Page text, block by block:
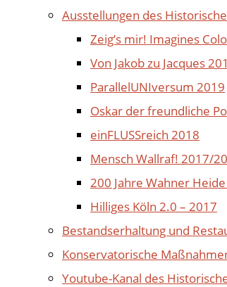
Ausstellungen des
Zeig’s mir! Imagines
Von Jakob zu Jacques
ParallelUNIversum 2019
Oskar der freundliche
einFLUSSreich 2018
Mensch Wallraf! 2017/
200 Jahre Wahner
Hilliges Köln 2.0 – 2017
Bestandserhaltung und
Konservatorische
Youtube-Kanal des